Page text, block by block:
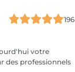
196
votre
des professionnels